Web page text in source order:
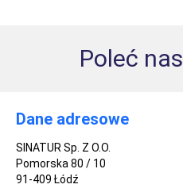
Poleć nas
Dane adresowe
SINATUR Sp. Z O.O.
Pomorska 80 / 10
91-409 Łódź